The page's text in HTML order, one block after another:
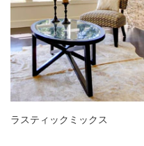
ラスティックミックス